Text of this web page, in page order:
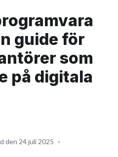
guide för
som
på digitala
den 24 juli 2025 •